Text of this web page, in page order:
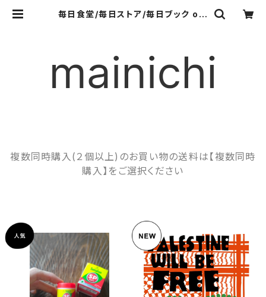
毎日食堂/毎日ストア/毎日ブック onl
複数同時購入(２個以上)のお買い物の送料は【複数同時
購入】をご選択ください